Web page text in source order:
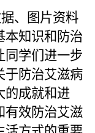
、
图片资料
本知识和 防治
同学们进一步
于防治艾滋病
的成就和进
有效防治艾滋